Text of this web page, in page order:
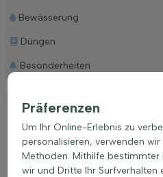
Bewässerung
Düngen
Besonderheiten
Ideale Platzierung einer
Für Astrantia major 'Lars' ist ein
im Halbschatten ideal, um ihre
rosafarbenen Blüten von Juni
Präferenzen
Um Ihr Online-Erlebnis zu
personalisieren, verwenden
Methoden. Mithilfe
wir und Dritte Ihr Surfverhalten